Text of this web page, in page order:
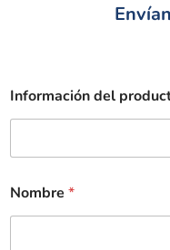
Información del
Nombre *